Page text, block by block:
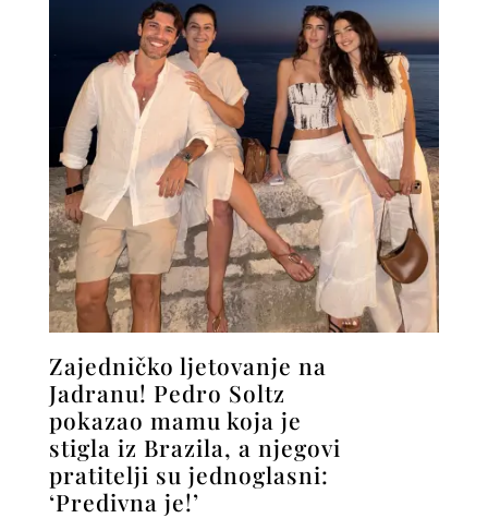
Zajedničko ljetovanje na
Jadranu! Pedro Soltz
pokazao mamu koja je
stigla iz Brazila, a njegovi
pratitelji su jednoglasni:
‘Predivna je!’